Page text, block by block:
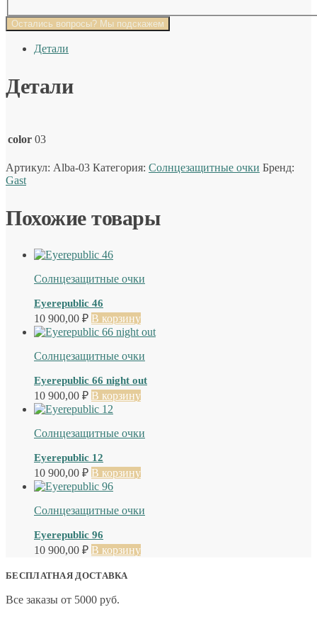
Остались вопросы? Мы подскажем
Детали
Детали
color 03
Артикул: Alba-03 Категория: Солнцезащитные очки Бренд:
Gast
Похожие товары
Солнцезащитные очки
Eyerepublic 46
10 900,00 ₽ В корзину
Солнцезащитные очки
Eyerepublic 66 night out
10 900,00 ₽ В корзину
Солнцезащитные очки
Eyerepublic 12
10 900,00 ₽ В корзину
Солнцезащитные очки
Eyerepublic 96
10 900,00 ₽ В корзину
БЕСПЛАТНАЯ ДОСТАВКА
Все заказы от 5000 руб.